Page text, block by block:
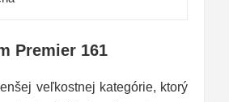
Premier 161
veľkostnej kategórie, ktorý